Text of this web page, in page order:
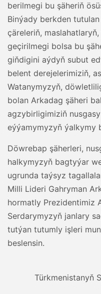
berilmegi bu şäheriň
Binýady berkden
çäreleriň,
geçirilmegi bolsa bu
giňdigini aýdyň subut
belent derejelerimiziň,
Watanymyzyň,
bolan Arkadag şäheri
agzybirligimiziň
eýýamymyzyň ýalkymy
Döwrebap şäherleri,
halkymyzyň bagtyýar
ugrunda taýsyz
Milli Lideri Gahryman
hormatly Prezidentimiz
Serdarymyzyň janlary
tutýan tutumly işleri
beslensin.
Türkmenistanyň